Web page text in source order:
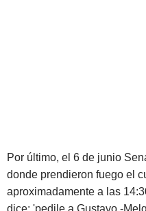
Por último, el 6 de junio
donde prendieron fuego el
aproximadamente a las
dice: 'pedile a Gustavo -